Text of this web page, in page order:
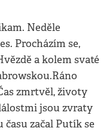
Neděle
Procházím se,
a kolem svaté
zmrtvěl, životy
jsou zvraty
začal Putík se